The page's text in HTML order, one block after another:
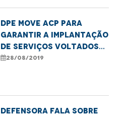
DPE move ACP para
garantir a implantação
de serviços voltados
ao tratamento de
28/08/2019
Defensora fala sobre